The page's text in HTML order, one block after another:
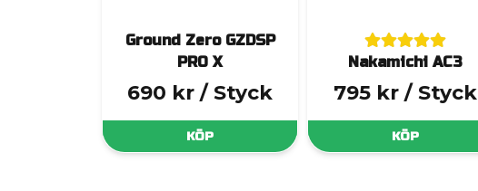
Ground Zero GZDSP
PRO X
690 kr / Styck
KÖP
Nakamichi AC3
795 kr / Styck
KÖP